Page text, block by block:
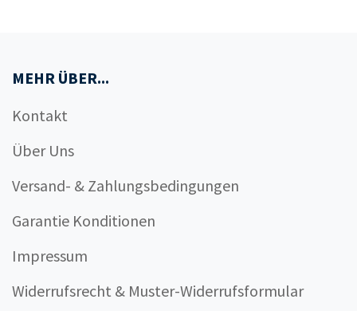
MEHR ÜBER...
Kontakt
Über Uns
Versand- & Zahlungsbedingungen
Garantie Konditionen
Impressum
Widerrufsrecht & Muster-Widerrufsformular